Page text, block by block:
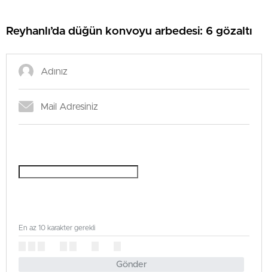
Reyhanlı’da düğün konvoyu arbedesi: 6 gözaltı
Gönder
En az 10 karakter gerekli